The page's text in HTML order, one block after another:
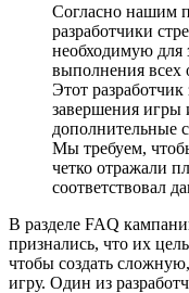
Согласно нашим
разработчики
необходимую для
выполнения всех
Этот
завершения игры
дополнительные
Мы требуем,
четко отражали
соответствовал
В разделе FAQ
признались, что их
чтобы создать
игру. Один из